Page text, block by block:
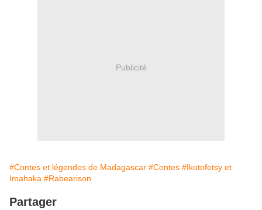
Publicité
#Contes et légendes de Madagascar #Contes #Ikotofetsy et
Imahaka #Rabearison
Partager